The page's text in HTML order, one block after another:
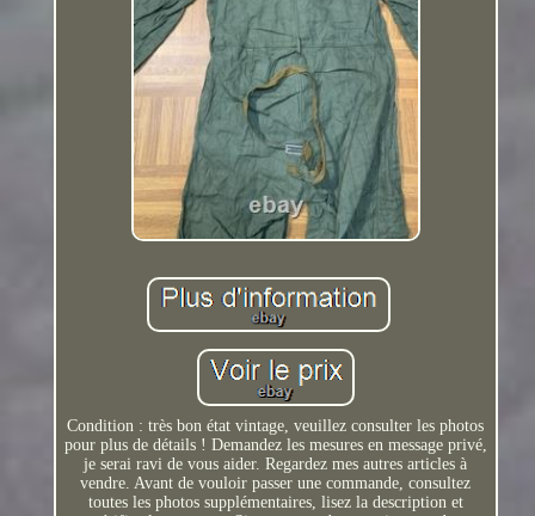
Condition : très bon état vintage, veuillez consulter les photos
pour plus de détails ! Demandez les mesures en message privé,
je serai ravi de vous aider. Regardez mes autres articles à
vendre. Avant de vouloir passer une commande, consultez
toutes les photos supplémentaires, lisez la description et